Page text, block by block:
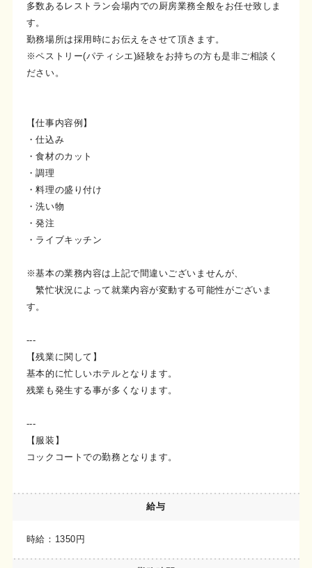
多数あるレストラン会場内での厨房業務全般をお任せ致しま
す。
勤務場所は採用時にお伝えをさせて頂きます。
※ペストリー(パティシエ)経験をお持ちの方も是非ご相談く
ださい。
【仕事内容例】
・仕込み
・食材のカット
・調理
・料理の盛り付け
・洗い物
・発注
・ライブキッチン
※基本の業務内容は上記で間違いございませんが、
繁忙状況によって就業内容が変動する可能性がございま
す。
---
【残業に関して】
基本的に忙しいホテルとなります。
残業も発生する事が多くなります。
---
【服装】
コックコートでの勤務となります。
給与
時給：1350円